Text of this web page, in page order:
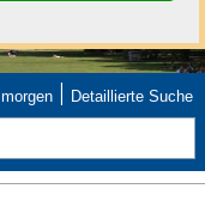
morgen | Detaillierte Suche